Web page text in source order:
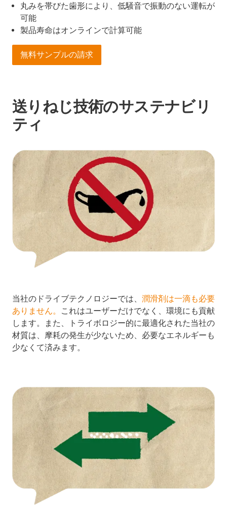
丸みを帯びた歯形により、低騒音で振動のない運転が
可能
製品寿命はオンラインで計算可能
無料サンプルの請求
送りねじ技術のサステナビリ
ティ
当社のドライブテクノロジーでは、 潤滑剤は一滴も必要
ありません。
これはユーザーだけでなく、環境にも貢献
します。また、トライボロジー的に最適化された当社の
材質は、摩耗の発生が少ないため、必要なエネルギーも
少なくて済みます。